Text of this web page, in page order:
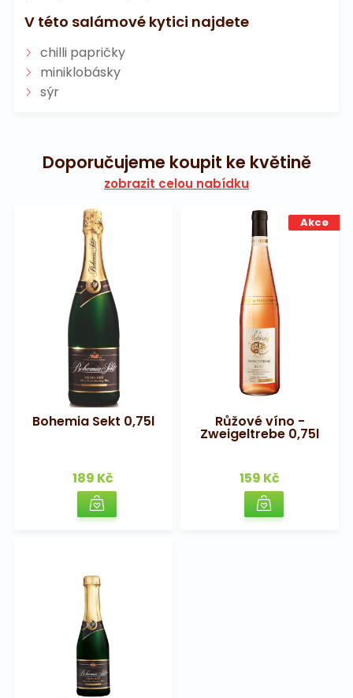
V této salámové kytici najdete
chilli papričky
miniklobásky
sýr
Doporučujeme koupit ke květině
zobrazit celou nabídku
Bohemia Sekt 0,75l
189 Kč
Akce
Růžové víno -
Zweigeltrebe 0,75l
159 Kč